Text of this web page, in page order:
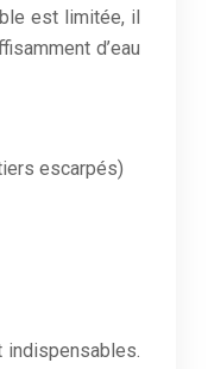
est limitée, il
d’eau
escarpés)
indispensables.